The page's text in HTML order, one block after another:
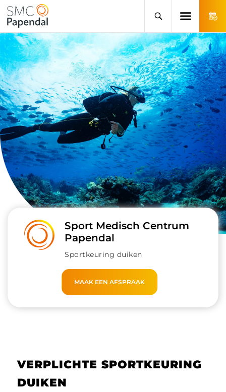
Sport Medisch Centrum
Papendal
Sportkeuring duiken
MAAK EEN AFSPRAAK
VERPLICHTE SPORTKEURING
DUIKEN